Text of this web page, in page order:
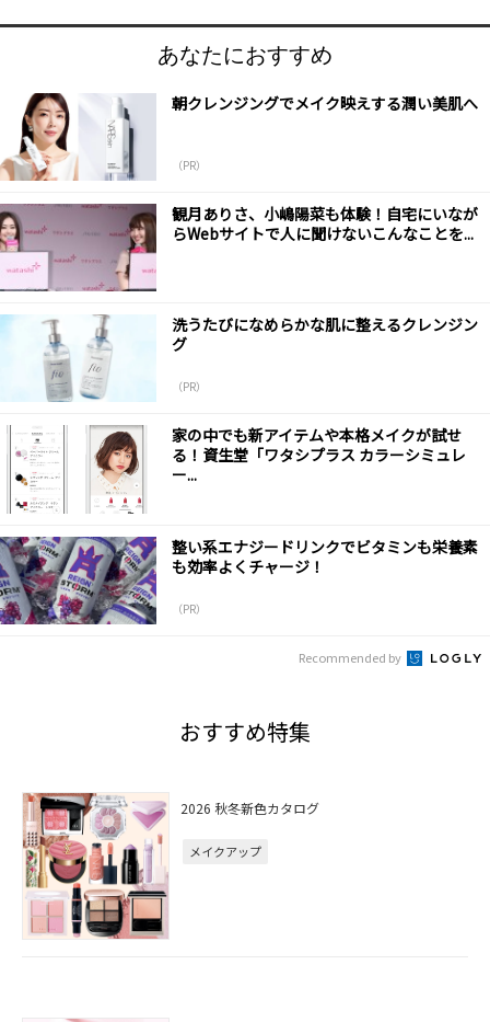
あなたにおすすめ
朝クレンジングでメイク映えする潤い美肌へ
（PR）
観月ありさ、小嶋陽菜も体験！自宅にいなが
らWebサイトで人に聞けないこんなことを...
洗うたびになめらかな肌に整えるクレンジン
グ
（PR）
家の中でも新アイテムや本格メイクが試せ
る！資生堂「ワタシプラス カラーシミュレ
ー...
整い系エナジードリンクでビタミンも栄養素
も効率よくチャージ！
（PR）
Recommended by
おすすめ特集
2026 秋冬新色カタログ
メイクアップ